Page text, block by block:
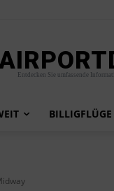
Entdecken Sie umfassende